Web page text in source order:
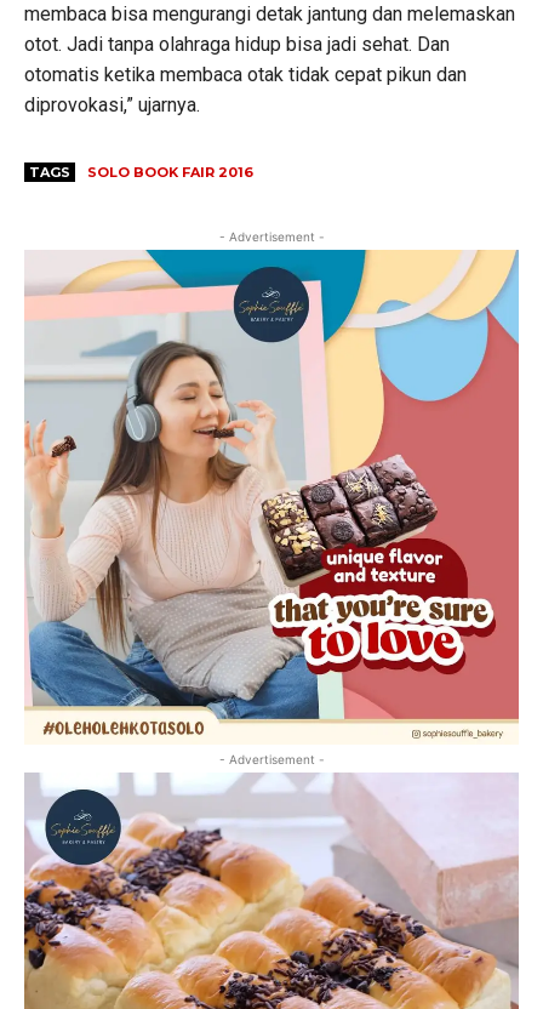
membaca bisa mengurangi detak jantung dan melemaskan
otot. Jadi tanpa olahraga hidup bisa jadi sehat. Dan
otomatis ketika membaca otak tidak cepat pikun dan
diprovokasi,” ujarnya.
TAGS SOLO BOOK FAIR 2016
- Advertisement -
- Advertisement -